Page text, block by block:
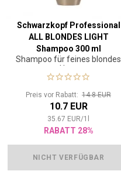
Schwarzkopf Professional
ALL BLONDES LIGHT
Shampoo 300 ml
Shampoo für feines blondes
Haar
Preis vor Rabatt: 14.8 EUR
10.7 EUR
35.67 EUR/1
RABATT 28%
NICHT VERFÜGBAR